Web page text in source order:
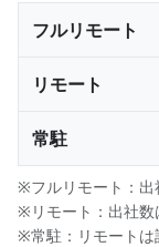
フルリモート
リモート
常駐
※フルリモート：出
※リモート：出社数
※常駐：リモートは